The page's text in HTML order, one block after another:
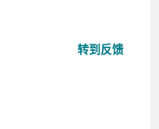
转到反馈